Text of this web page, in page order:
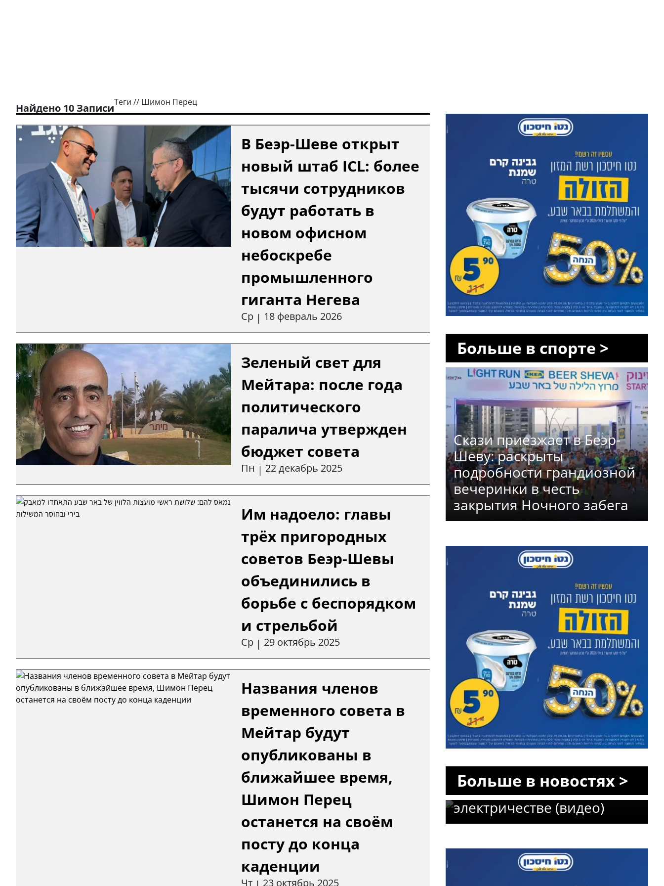
Теги // Шимон Перец
Найдено 10 Записи
В Беэр-Шеве открыт
новый штаб ICL: более
тысячи сотрудников
будут работать в
новом офисном
небоскребе
промышленного
гиганта Негева
Ср | 18 февраль 2026
Зеленый свет для
Мейтара: после года
политического
паралича утвержден
бюджет совета
Пн | 22 декабрь 2025
Им надоело: главы
трёх пригородных
советов Беэр-Шевы
объединились в
борьбе с беспорядком
и стрельбой
Ср | 29 октябрь 2025
Названия членов
временного совета в
Мейтар будут
опубликованы в
ближайшее время,
Шимон Перец
останется на своём
посту до конца
каденции
Чт 23 октябрь 2025
Больше в спорте >
Скази приезжает в Беэр-
Шеву: раскрыты
подробности грандиозной
вечеринки в честь
закрытия Ночного забега
Больше в новостях >
Шалом: нелегальная АЗС
работала на ворованном
электричестве (видео)